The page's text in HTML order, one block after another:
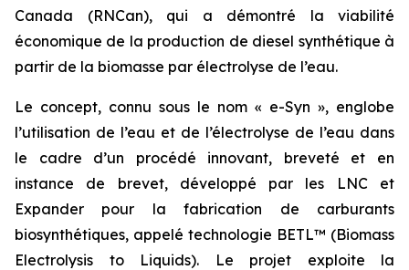
Canada (RNCan), qui a démontré la viabilité
économique de la production de diesel synthétique à
partir de la biomasse par électrolyse de l’eau.
Le concept, connu sous le nom « e-Syn », englobe
l’utilisation de l’eau et de l’électrolyse de l’eau dans
le cadre d’un procédé innovant, breveté et en
instance de brevet, développé par les LNC et
Expander pour la fabrication de carburants
biosynthétiques, appelé technologie BETL™ (Biomass
Electrolysis to Liquids). Le projet exploite la